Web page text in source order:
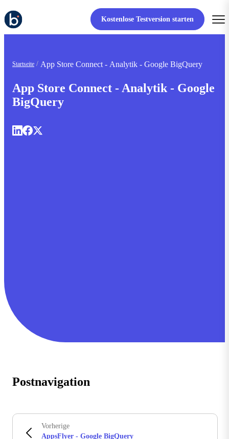
Kostenlose Testversion starten
Startseite App Store Connect - Analytik - Google BigQuery
App Store Connect - Analytik - Google
BigQuery
Postnavigation
Vorherige
AppsFlyer - Google BigQuery